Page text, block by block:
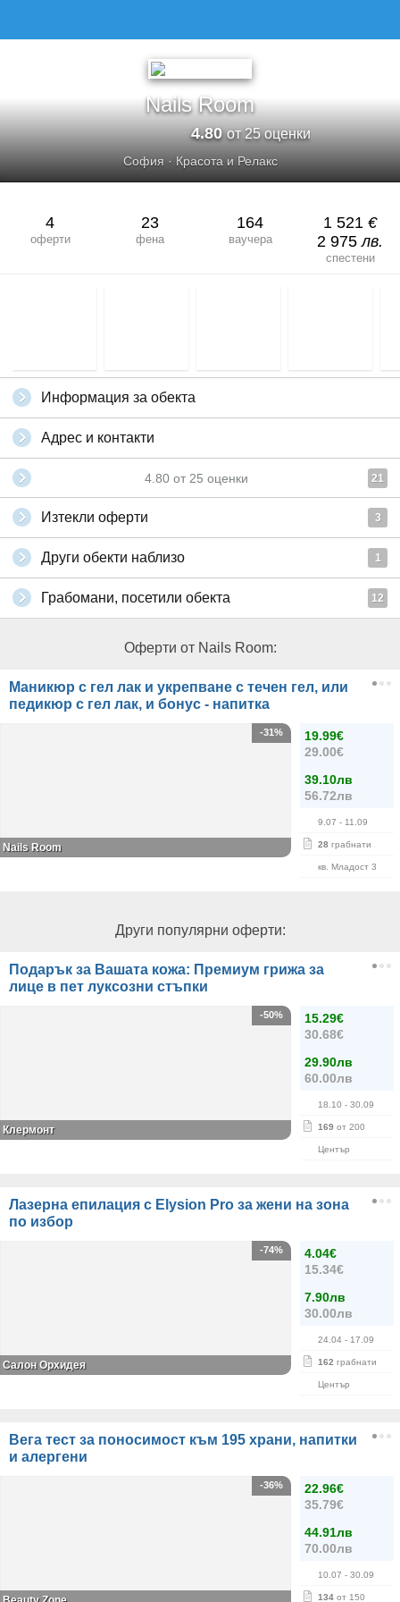
Nails Room
4.80от 25 оценки
София· Красота и Релакс
4
оферти
23
фена
164
ваучера
1 521 €
2 975лв.
спестени
Информация за обекта
Адрес и контакти
4.80 от 25 оценки 21
Изтекли оферти 3
Други обекти наблизо 1
Грабомани, посетили обекта 12
Оферти от Nails Room:
Маникюр с гел лак и укрепване с течен гел, или
педикюр с гел лак, и бонус - напитка
19.99€
29.00€
39.10лв
56.72лв
9.07 - 11.09
28 грабнати
кв. Младост 3
-31%
Nails Room
Други популярни оферти:
Подарък за Вашата кожа: Премиум грижа за
лице в пет луксозни стъпки
15.29€
30.68€
29.90лв
60.00лв
18.10 - 30.09
169 от 200
Център
-50%
Клермонт
Лазерна епилация с Elysion Pro за жени на зона
по избор
4.04€
15.34€
7.90лв
30.00лв
24.04 - 17.09
162 грабнати
Център
-74%
Салон Орхидея
Вега тест за поносимост към 195 храни, напитки
и алергени
22.96€
35.79€
44.91лв
70.00лв
10.07 - 30.09
134 от 150
-36%